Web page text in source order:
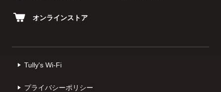
オンラインストア
Tully's Wi-Fi
プライバシーポリシー